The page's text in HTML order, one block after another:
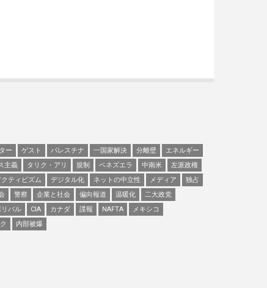
ー ゲスト パレスチナ 一国家解決 分離壁
エネルギー
主義 タリク・アリ 規制 ベネズエラ 中南米
左派政権
クティビズム デジタル化 ネットの中立性 メディア
独占
警察 企業と社会 偏向報道 温暖化
二大政党
リバル CIA カナダ 諜報 NAFTA
メキシコ
内部被爆